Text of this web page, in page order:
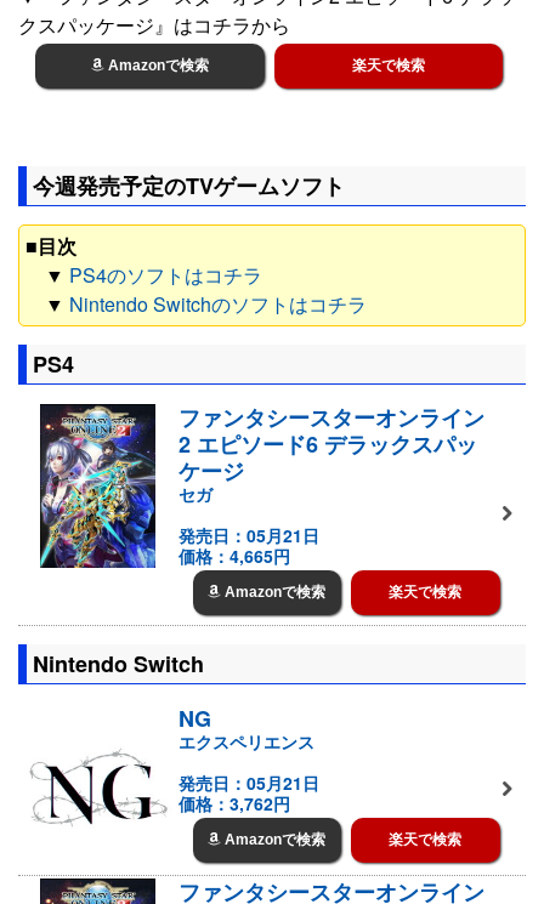
クスパッケージ』はコチラから
Amazonで検索 楽天で検索
今週発売予定のTVゲームソフト
■目次
▼ PS4のソフトはコチラ
▼ Nintendo Switchのソフトはコチラ
PS4
ファンタシースターオンライン
2 エピソード6 デラックスパッ
ケージ
セガ
発売日：05月21日
価格：4,665円
Amazonで検索 楽天で検索
Nintendo Switch
NG
エクスペリエンス
発売日：05月21日
価格：3,762円
Amazonで検索 楽天で検索
ファンタシースターオンライン